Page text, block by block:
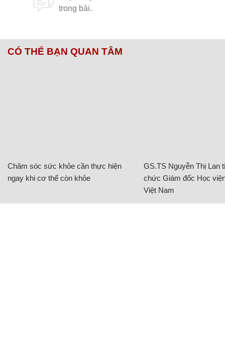
CÓ THỂ BẠN QUAN TÂM
Chăm sóc sức khỏe cần thực hiện
ngay khi cơ thể còn khỏe
GS.TS Nguyễn Thị Lan
chức Giám đốc Học
Việt Nam